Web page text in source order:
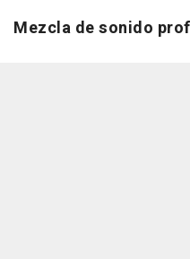
Mezcla de sonido